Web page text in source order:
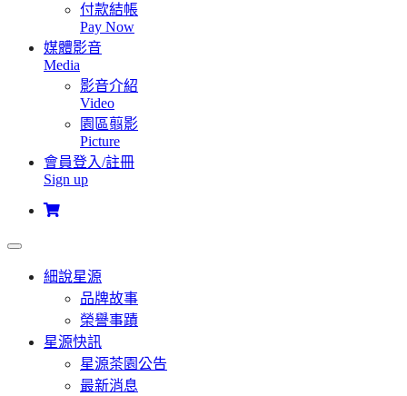
付款結帳
Pay Now
媒體影音
Media
影音介紹
Video
園區翦影
Picture
會員登入/註冊
Sign up
細說星源
品牌故事
榮譽事蹟
星源快訊
星源茶園公告
最新消息